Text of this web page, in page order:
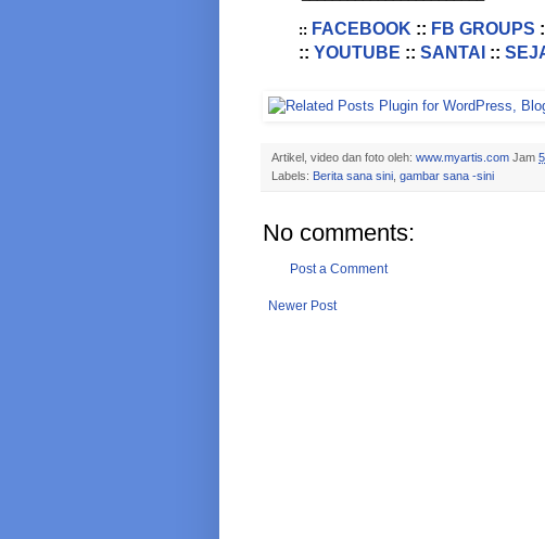
:: FACEBOOK :: FB GROUPS
:: YOUTUBE :: SANTAI ::
Artikel, video dan foto oleh: www.myartis.com Jam
Labels: Berita sana sini, gambar sana -sini
No comments:
Post a Comment
Newer Post